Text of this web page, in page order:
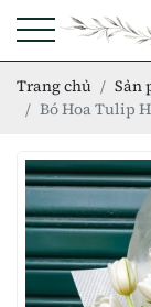
Trang chủ Sản
Bó Hoa Tulip